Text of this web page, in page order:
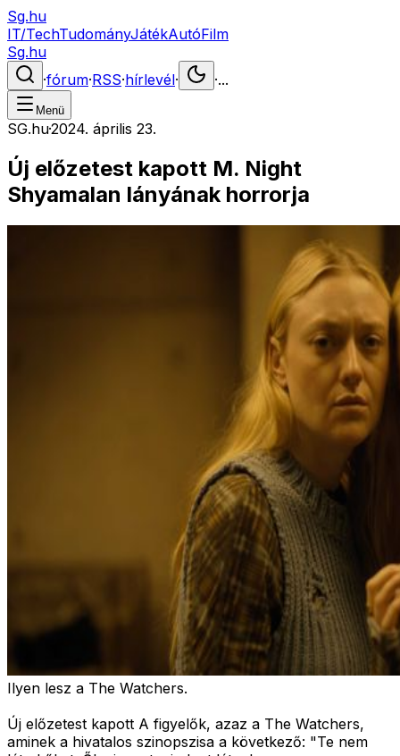
Sg.hu
IT/TechTudományJátékAutóFilm
Sg.hu
·fórum·RSS·hírlevél· ·...
Menü
SG.hu·2024. április 23.
Új előzetest kapott M. Night
Shyamalan lányának horrorja
Ilyen lesz a The Watchers.
Új előzetest kapott A figyelők, azaz a The Watchers,
aminek a hivatalos szinopszisa a következő: "Te nem